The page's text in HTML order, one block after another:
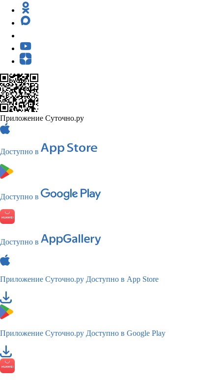
Приложение Суточно.ру
Доступно в
Доступно в
Доступно в
Приложение Суточно.ру Доступно в App Store
Приложение Суточно.ру Доступно в Google Play